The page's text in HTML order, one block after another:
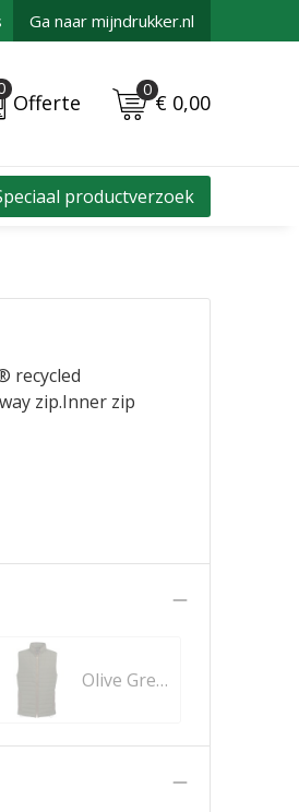
Ga naar mijndrukker.nl
Offerte
0
€ 0,00
productverzoek
recycled
zip.Inner zip
Olive Green